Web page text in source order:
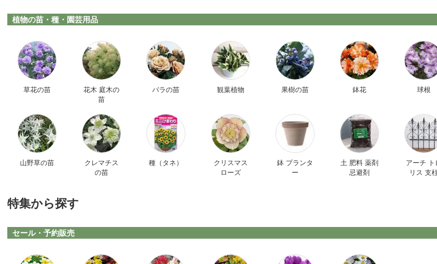
植物の苗・種・園芸用品
草花の苗
花木 庭木の
苗
バラの苗 観葉植物 果樹の苗 鉢花 球根
山野草の苗
クレマチス
の苗
種（タネ）
クリスマス
ローズ
鉢 プランタ
ー
土 肥料 薬剤
忌避剤
アーチ ト
リス 支
特集から探す
セール・予約販売